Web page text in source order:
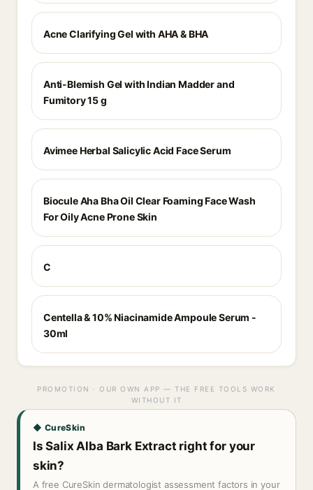
Acne Clarifying Gel with AHA & BHA
Anti-Blemish Gel with Indian Madder and
Fumitory 15 g
Avimee Herbal Salicylic Acid Face Serum
Biocule Aha Bha Oil Clear Foaming Face Wash
For Oily Acne Prone Skin
C
Centella & 10% Niacinamide Ampoule Serum -
30ml
PROMOTION · OUR OWN APP — THE FREE TOOLS WORK
WITHOUT IT
◆ CureSkin
Is Salix Alba Bark Extract right for your
skin?
A free CureSkin dermatologist assessment factors in your